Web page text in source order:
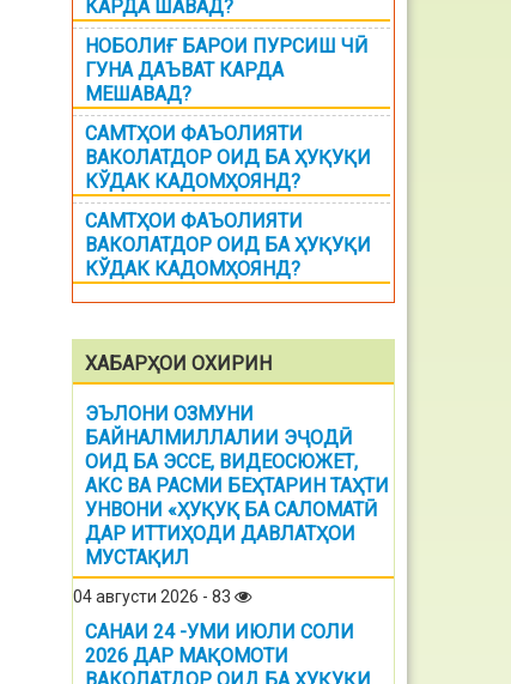
КАРДА ШАВАД?
НОБОЛИҒ БАРОИ ПУРСИШ ЧӢ
ГУНА ДАЪВАТ КАРДА
МЕШАВАД?
САМТҲОИ ФАЪОЛИЯТИ
ВАКОЛАТДОР ОИД БА ҲУҚУҚИ
КЎДАК КАДОМҲОЯНД?
САМТҲОИ ФАЪОЛИЯТИ
ВАКОЛАТДОР ОИД БА ҲУҚУҚИ
КЎДАК КАДОМҲОЯНД?
ХАБАРҲОИ ОХИРИН
ЭЪЛОНИ ОЗМУНИ
БАЙНАЛМИЛЛАЛИИ ЭҶОДӢ
ОИД БА ЭССЕ, ВИДЕОСЮЖЕТ,
АКС ВА РАСМИ БЕҲТАРИН ТАҲТИ
УНВОНИ «ҲУҚУҚ БА САЛОМАТӢ
ДАР ИТТИҲОДИ ДАВЛАТҲОИ
МУСТАҚИЛ
04 августи 2026 - 83
САНАИ 24 -УМИ ИЮЛИ СОЛИ
2026 ДАР МАҚОМОТИ